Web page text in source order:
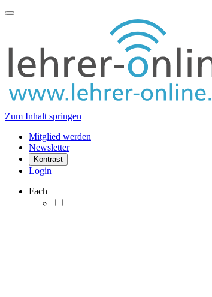
Zum Inhalt springen
Mitglied werden
Newsletter
Kontrast
Login
Fach